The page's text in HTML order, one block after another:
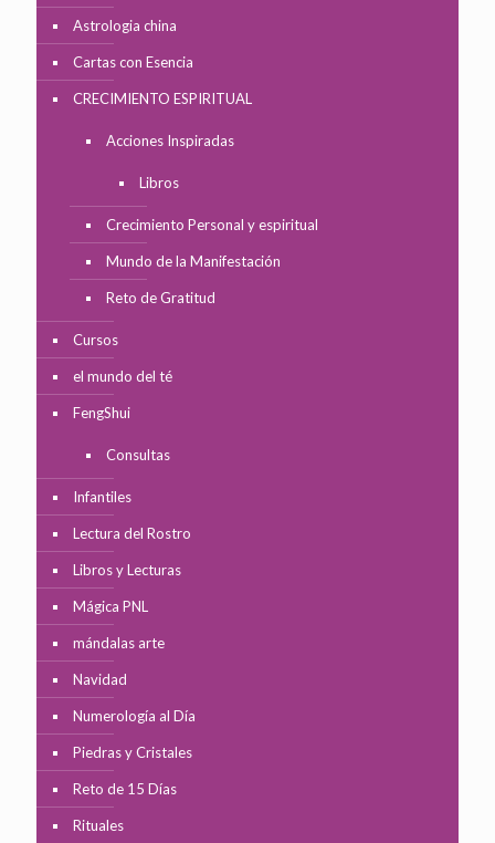
Astrologia china
Cartas con Esencia
CRECIMIENTO ESPIRITUAL
Acciones Inspiradas
Libros
Crecimiento Personal y espiritual
Mundo de la Manifestación
Reto de Gratitud
Cursos
el mundo del té
FengShui
Consultas
Infantiles
Lectura del Rostro
Libros y Lecturas
Mágica PNL
mándalas arte
Navidad
Numerología al Día
Piedras y Cristales
Reto de 15 Días
Rituales